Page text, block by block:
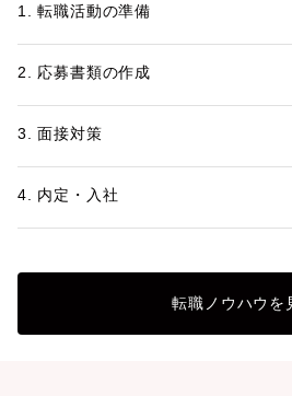
1. 転職活動の準備
2. 応募書類の作成
3. 面接対策
4. 内定・入社
転職ノウハウを